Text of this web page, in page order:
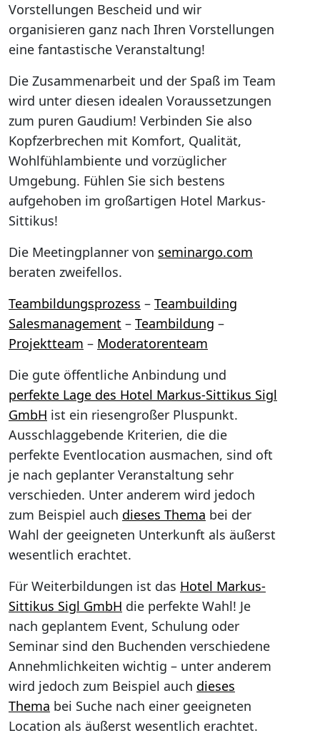
Vorstellungen Bescheid und wir
organisieren ganz nach Ihren Vorstellungen
eine fantastische Veranstaltung!
Die Zusammenarbeit und der Spaß im Team
wird unter diesen idealen Voraussetzungen
zum puren Gaudium! Verbinden Sie also
Kopfzerbrechen mit Komfort, Qualität,
Wohlfühlambiente und vorzüglicher
Umgebung. Fühlen Sie sich bestens
aufgehoben im großartigen Hotel Markus-
Sittikus!
Die Meetingplanner von seminargo.com
beraten zweifellos.
Teambildungsprozess – Teambuilding
Salesmanagement – Teambildung –
Projektteam – Moderatorenteam
Die gute öffentliche Anbindung und
perfekte Lage des Hotel Markus-Sittikus Sigl
GmbH ist ein riesengroßer Pluspunkt.
Ausschlaggebende Kriterien, die die
perfekte Eventlocation ausmachen, sind oft
je nach geplanter Veranstaltung sehr
verschieden. Unter anderem wird jedoch
zum Beispiel auch dieses Thema bei der
Wahl der geeigneten Unterkunft als äußerst
wesentlich erachtet.
Für Weiterbildungen ist das Hotel Markus-
Sittikus Sigl GmbH die perfekte Wahl! Je
nach geplantem Event, Schulung oder
Seminar sind den Buchenden verschiedene
Annehmlichkeiten wichtig – unter anderem
wird jedoch zum Beispiel auch dieses
Thema bei Suche nach einer geeigneten
Location als äußerst wesentlich erachtet.